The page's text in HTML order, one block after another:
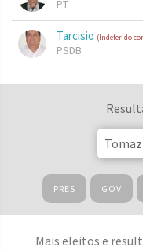
PT
Tarcisio (Indeferido
PSDB
PRES GOV
Mais eleitos e